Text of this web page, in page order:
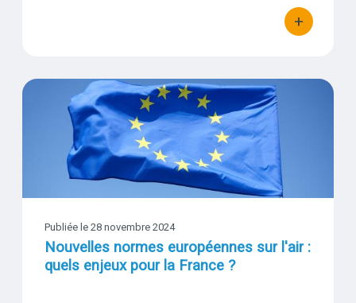
+
bouton
Nouvelles normes européennes sur l'air : quels enjeux pour la
Publiée le 28 novembre 2024
Nouvelles normes européennes sur l'air :
quels enjeux pour la France ?